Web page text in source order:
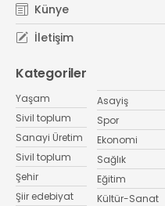
Künye
İletişim
Kategoriler
Yaşam
Sivil toplum
Sanayi Üretim
Sivil toplum
Şehir
Şiir edebiyat
Asayiş
Spor
Ekonomi
Sağlık
Eğitim
Kültür-Sanat